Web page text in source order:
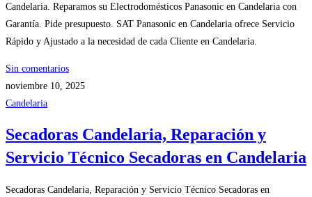
Candelaria. Reparamos su Electrodomésticos Panasonic en Candelaria con
Garantía. Pide presupuesto. SAT Panasonic en Candelaria ofrece Servicio
Rápido y Ajustado a la necesidad de cada Cliente en Candelaria.
Sin comentarios
noviembre 10, 2025
Candelaria
Secadoras Candelaria, Reparación y
Servicio Técnico Secadoras en Candelaria
Secadoras Candelaria, Reparación y Servicio Técnico Secadoras en